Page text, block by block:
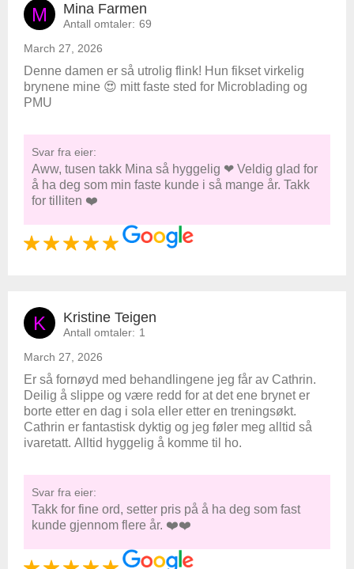
M Mina Farmen
Antall omtaler: 69
March 27, 2026
Denne damen er så utrolig flink! Hun fikset virkelig
brynene mine 😍 mitt faste sted for Microblading og
PMU
Svar fra eier:
Aww, tusen takk Mina så hyggelig ❤ Veldig glad for
å ha deg som min faste kunde i så mange år. Takk
for tilliten ❤️
K Kristine Teigen
Antall omtaler: 1
March 27, 2026
Er så fornøyd med behandlingene jeg får av Cathrin.
Deilig å slippe og være redd for at det ene brynet er
borte etter en dag i sola eller etter en treningsøkt.
Cathrin er fantastisk dyktig og jeg føler meg alltid så
ivaretatt. Alltid hyggelig å komme til ho.
Svar fra eier:
Takk for fine ord, setter pris på å ha deg som fast
kunde gjennom flere år. ❤️❤️